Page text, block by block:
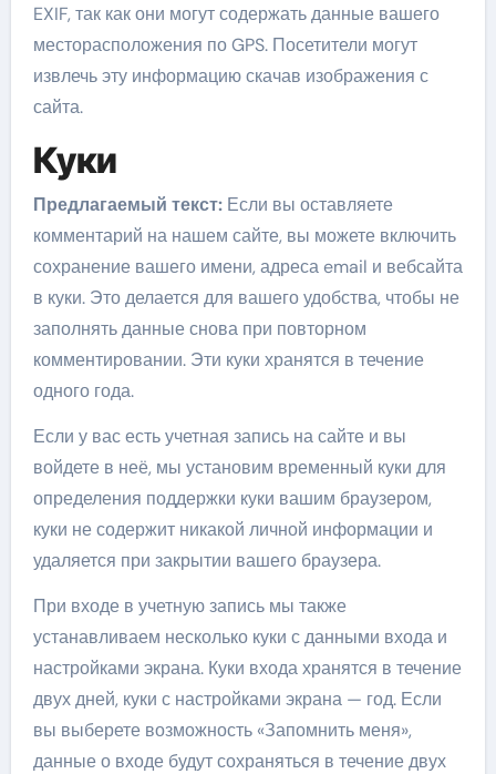
EXIF, так как они могут содержать данные вашего
месторасположения по GPS. Посетители могут
извлечь эту информацию скачав изображения с
сайта.
Куки
Предлагаемый текст: Если вы оставляете
комментарий на нашем сайте, вы можете включить
сохранение вашего имени, адреса email и вебсайта
в куки. Это делается для вашего удобства, чтобы не
заполнять данные снова при повторном
комментировании. Эти куки хранятся в течение
одного года.
Если у вас есть учетная запись на сайте и вы
войдете в неё, мы установим временный куки для
определения поддержки куки вашим браузером,
куки не содержит никакой личной информации и
удаляется при закрытии вашего браузера.
При входе в учетную запись мы также
устанавливаем несколько куки с данными входа и
настройками экрана. Куки входа хранятся в течение
двух дней, куки с настройками экрана — год. Если
вы выберете возможность «Запомнить меня»,
данные о входе будут сохраняться в течение двух